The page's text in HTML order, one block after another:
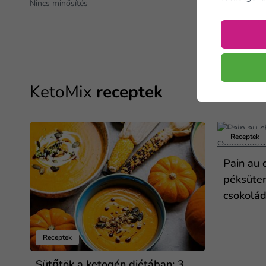
Nincs minősítés
KetoMix receptek
Receptek
Receptek
Pain au